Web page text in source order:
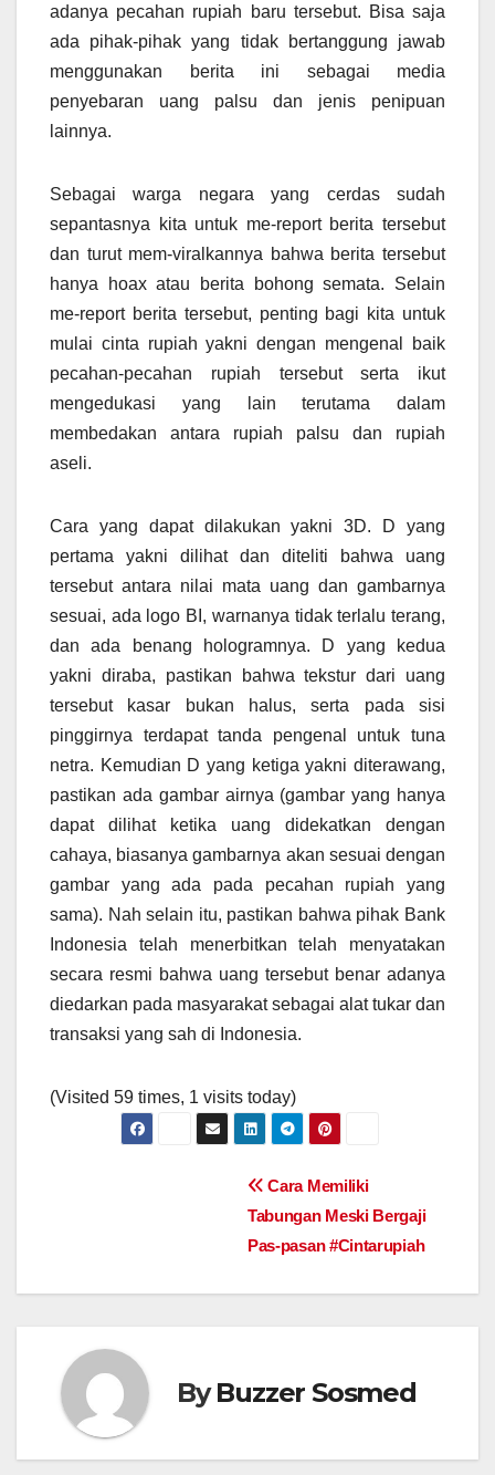
adanya pecahan rupiah baru tersebut. Bisa saja
ada pihak-pihak yang tidak bertanggung jawab
menggunakan berita ini sebagai media
penyebaran uang palsu dan jenis penipuan
lainnya.
Sebagai warga negara yang cerdas sudah
sepantasnya kita untuk me-report berita tersebut
dan turut mem-viralkannya bahwa berita tersebut
hanya hoax atau berita bohong semata. Selain
me-report berita tersebut, penting bagi kita untuk
mulai cinta rupiah yakni dengan mengenal baik
pecahan-pecahan rupiah tersebut serta ikut
mengedukasi yang lain terutama dalam
membedakan antara rupiah palsu dan rupiah
aseli.
Cara yang dapat dilakukan yakni 3D. D yang
pertama yakni dilihat dan diteliti bahwa uang
tersebut antara nilai mata uang dan gambarnya
sesuai, ada logo BI, warnanya tidak terlalu terang,
dan ada benang hologramnya. D yang kedua
yakni diraba, pastikan bahwa tekstur dari uang
tersebut kasar bukan halus, serta pada sisi
pinggirnya terdapat tanda pengenal untuk tuna
netra. Kemudian D yang ketiga yakni diterawang,
pastikan ada gambar airnya (gambar yang hanya
dapat dilihat ketika uang didekatkan dengan
cahaya, biasanya gambarnya akan sesuai dengan
gambar yang ada pada pecahan rupiah yang
sama). Nah selain itu, pastikan bahwa pihak Bank
Indonesia telah menerbitkan telah menyatakan
secara resmi bahwa uang tersebut benar adanya
diedarkan pada masyarakat sebagai alat tukar dan
transaksi yang sah di Indonesia.
(Visited 59 times, 1 visits today)
Cara Memiliki
Tabungan Meski Bergaji
Pas-pasan #Cintarupiah
ByBuzzer Sosmed